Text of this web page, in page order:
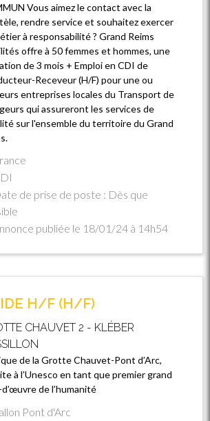
Vous aimez le contact avec la
rendre service et souhaitez exercer
à responsabilité ? Grand Reims
offre à 50 femmes et hommes, une
de 3 mois + Emploi en CDI de
Receveur (H/F) pour une ou
entreprises locales du Transport de
qui assureront les services de
sur l'ensemble du territoire du Grand
de prise de poste : Dès que
publiée le 18/01/24 à 14h54
H/F (H/F)
CHAUVET 2 - KLÉBER
de la Grotte Chauvet-Pont d’Arc,
à l’Unesco en tant que premier grand
de l’humanité
Pont d'Arc